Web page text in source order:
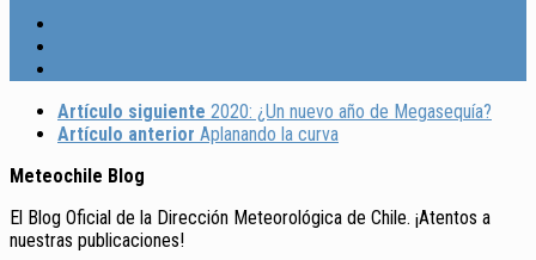
Artículo siguiente 2020: ¿Un nuevo año de Megasequía?
Artículo anterior Aplanando la curva
Meteochile Blog
El Blog Oficial de la Dirección Meteorológica de Chile. ¡Atentos a
nuestras publicaciones!